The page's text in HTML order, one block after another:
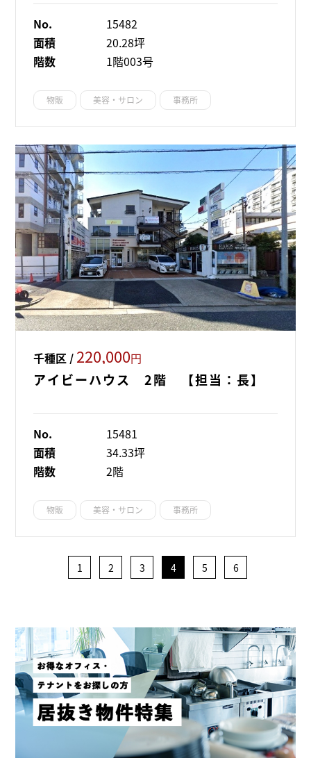
No.
15482
面積
20.28坪
階数
1階003号
物販 美容・サロン 事務所
千種区 / 220,000円
アイビーハウス 2階 【担当：長】
No.
15481
面積
34.33坪
階数
2階
物販 美容・サロン 事務所
1 2 3 4 5 6